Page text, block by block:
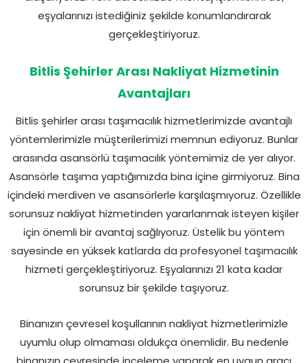
eşyalarınızı istediğiniz şekilde konumlandırarak
gerçekleştiriyoruz.
Bitlis Şehirler Arası Nakliyat Hizmetinin
Avantajları
Bitlis şehirler arası taşımacılık hizmetlerimizde avantajlı
yöntemlerimizle müşterilerimizi memnun ediyoruz. Bunlar
arasında asansörlü taşımacılık yöntemimiz de yer alıyor.
Asansörle taşıma yaptığımızda bina içine girmiyoruz. Bina
içindeki merdiven ve asansörlerle karşılaşmıyoruz. Özellikle
sorunsuz nakliyat hizmetinden yararlanmak isteyen kişiler
için önemli bir avantaj sağlıyoruz. Üstelik bu yöntem
sayesinde en yüksek katlarda da profesyonel taşımacılık
hizmeti gerçekleştiriyoruz. Eşyalarınızı 21 kata kadar
sorunsuz bir şekilde taşıyoruz.
Binanızın çevresel koşullarının nakliyat hizmetlerimizle
uyumlu olup olmaması oldukça önemlidir. Bu nedenle